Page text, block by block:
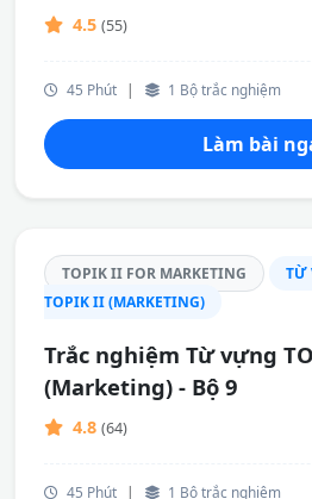
4.5 (55)
45 Phút | 1 Bộ trắc nghiệm
Làm bài
TOPIK II FOR MARKETING
TỪ
TOPIK II (MARKETING)
Trắc nghiệm Từ vựng
(Marketing) - Bộ 9
4.8 (64)
45 Phút | 1 Bộ trắc nghiệm